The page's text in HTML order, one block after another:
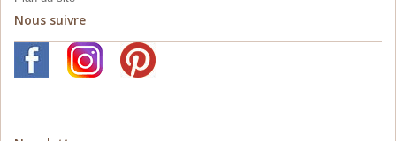
Nous suivre